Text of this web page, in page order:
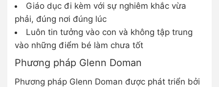
Giáo dục đi kèm với sự nghiêm khắc vừa
phải, đúng nơi đúng lúc
Luôn tin tưởng vào con và không tập trung
vào những điểm bé làm chưa tốt
Phương pháp Glenn Doman
Phương pháp Glenn Doman được phát triển bởi